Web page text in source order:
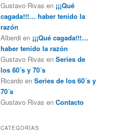
Gustavo Rivas en ¡¡¡Qué
cagada!!!… haber tenido la
razón
Alberdi en ¡¡¡Qué cagada!!!…
haber tenido la razón
Gustavo Rivas en Series de
los 60´s y 70´s
Ricardo en Series de los 60´s y
70´s
Gustavo Rivas en Contacto
CATEGORÍAS